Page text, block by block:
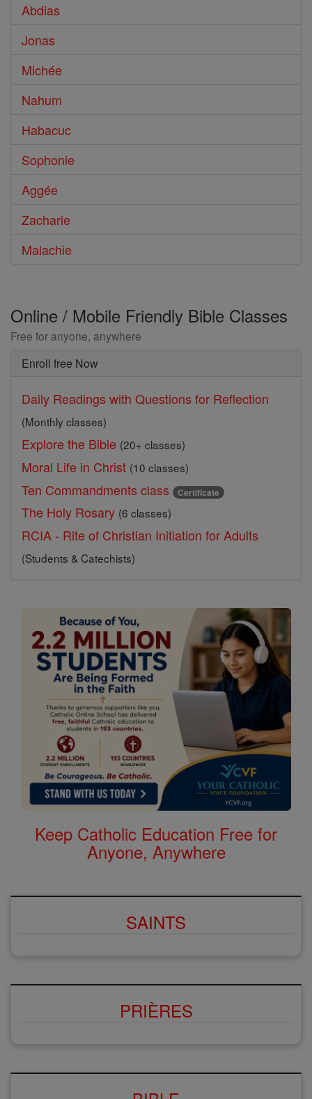
Abdias
Jonas
Michée
Nahum
Habacuc
Sophonie
Aggée
Zacharie
Malachie
Online / Mobile Friendly Bible Classes
Free for anyone, anywhere
Enroll free Now
Daily Readings with Questions for Reflection
(Monthly classes)
Explore the Bible (20+ classes)
Moral Life in Christ (10 classes)
Ten Commandments class Certificate
The Holy Rosary (6 classes)
RCIA - Rite of Christian Initiation for Adults
(Students & Catechists)
Keep Catholic Education Free for
Anyone, Anywhere
SAINTS
PRIÈRES